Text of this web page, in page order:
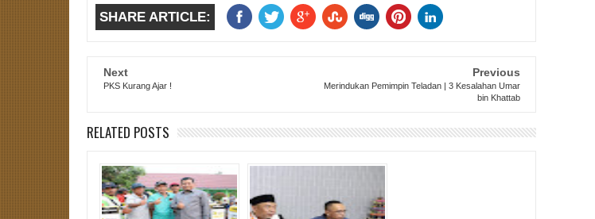
SHARE ARTICLE:
Next
PKS Kurang Ajar !
Previous
Merindukan Pemimpin Teladan | 3 Kesalahan Umar
bin Khattab
RELATED POSTS